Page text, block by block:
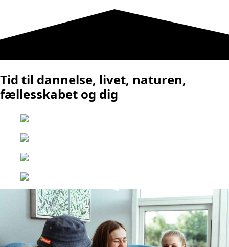
Tid til dannelse, livet, naturen,
fællesskabet og dig